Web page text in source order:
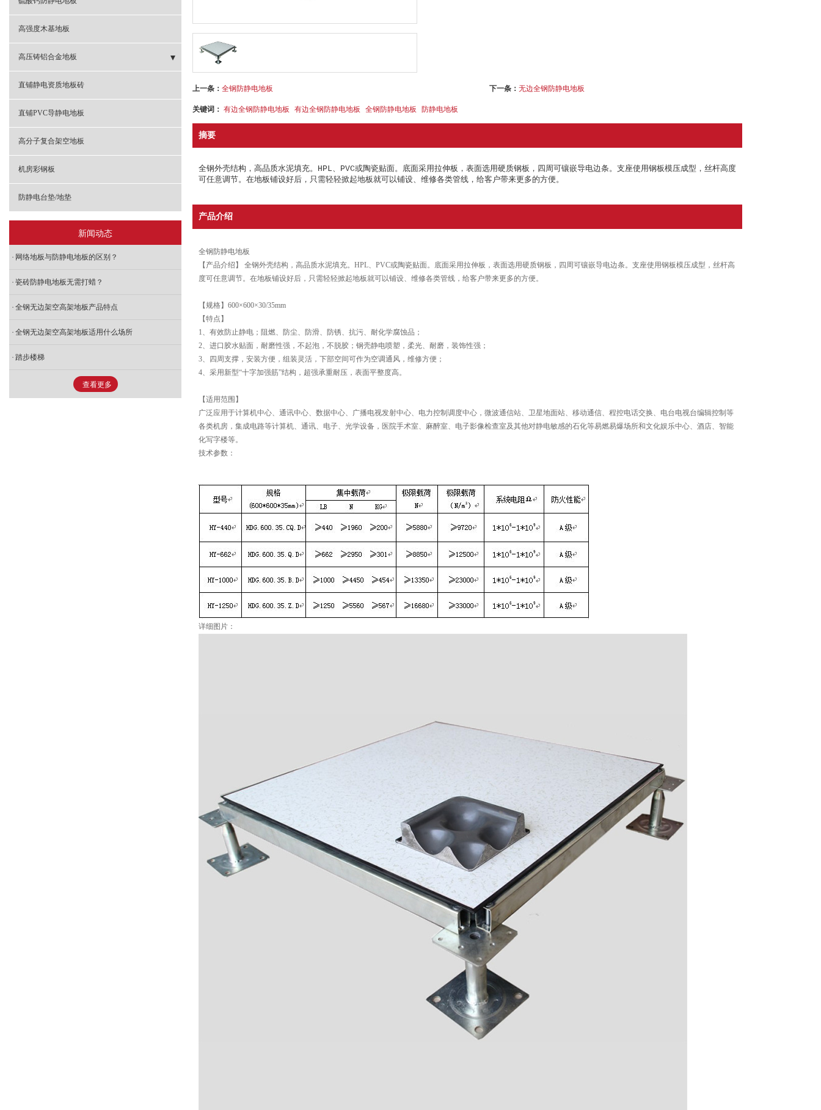
上一条： 全钢防静电地板 下一条： 无边全钢防静电地板
关键词： 有边全钢防静电地板 有边全钢防静电地板 全钢防静电地板 防静电地板
摘要
全钢外壳结构，高品质水泥填充。HPL、PVC或陶瓷贴面。底面采用拉伸板，表面选用硬质钢板，四周可镶嵌导电边条。支座使用钢板模压成型，丝杆高度
可任意调节。在地板铺设好后，只需轻轻掀起地板就可以铺设、维修各类管线，给客户带来更多的方便。
产品介绍
全钢防静电地板
【产品介绍】 全钢外壳结构，高品质水泥填充。HPL、PVC或陶瓷贴面。底面采用拉伸板，表面选用硬质钢板，四周可镶嵌导电边条。支座使用钢板模压成型，丝杆高
度可任意调节。在地板铺设好后，只需轻轻掀起地板就可以铺设、维修各类管线，给客户带来更多的方便。
【规格】600×600×30/35mm
【特点】
1、有效防止静电；阻燃、防尘、防滑、防锈、抗污、耐化学腐蚀品；
2、进口胶水贴面，耐磨性强，不起泡，不脱胶；钢壳静电喷塑，柔光、耐磨，装饰性强；
3、四周支撑，安装方便，组装灵活，下部空间可作为空调通风，维修方便；
4、采用新型“十字加强筋”结构，超强承重耐压，表面平整度高。
【适用范围】
广泛应用于计算机中心、通讯中心、数据中心、广播电视发射中心、电力控制调度中心，微波通信站、卫星地面站、移动通信、程控电话交换、电台电视台编辑控制等
各类机房，集成电路等计算机、通讯、电子、光学设备，医院手术室、麻醉室、电子影像检查室及其他对静电敏感的石化等易燃易爆场所和文化娱乐中心、酒店、智能
化写字楼等。
技术参数：
详细图片：
高强度木基地板
高压铸铝合金地板
- 高压铸铝防静电地板
直铺静电资质地板砖
直铺PVC导静电地板
高分子复合架空地板
机房彩钢板
防静电台垫/地垫
新闻动态
网络地板与防静电地板的区别？
瓷砖防静电地板无需打蜡？
全钢无边架空高架地板产品特点
全钢无边架空高架地板适用什么场所
踏步楼梯
查看更多